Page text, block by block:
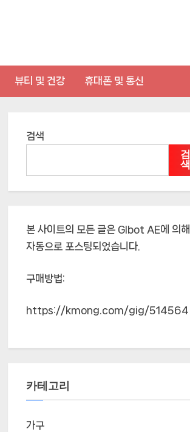
뷰티 및 건강 휴대폰 및 통신
검색
검
색
본 사이트의 모든 글은 Glbot AE에 의해
자동으로 포스팅되었습니다.
구매방법:
https://kmong.com/gig/514564
카테고리
가구